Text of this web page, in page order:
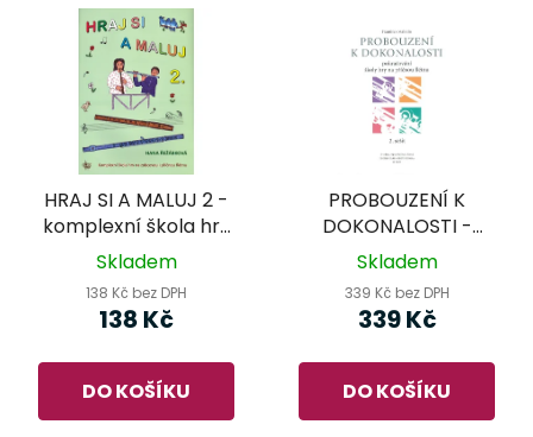
HRAJ SI A MALUJ 2 -
komplexní škola hry
na zobcovou i příčnou
Skladem
138 Kč bez DPH
138 Kč
DO KOŠÍKU
PROBOUZENÍ K
DOKONALOSTI -
František Malotín -
na příčnou flétnu 2.
sešit
Skladem
339 Kč bez DPH
339 Kč
DO KOŠÍKU